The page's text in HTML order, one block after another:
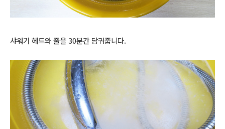
샤워기 헤드와 줄을 30분간 담궈줍니다.